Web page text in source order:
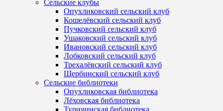
Сельские клубы
Опухликовский сельский клуб
Кошелёвский сельский клуб
Пучковский сельский клуб
Ушаковский сельский клуб
Ивановский сельский клуб
Лобковский сельский клуб
Трехалёвский сельский клуб
Щербинский сельский клуб
Сельские библиотеки
Опухликовская библиотека
Лёховская библиотека
Туричинская библиотека